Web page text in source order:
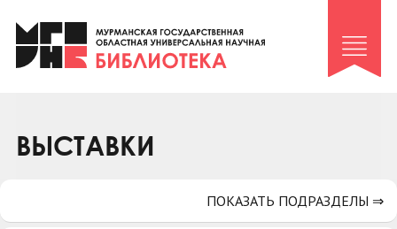
Клуб «Гиря и сельдерей»
Клуб «Семейный архив»
Коллегам
ВЫСТАВКИ
ПОКАЗАТЬ ПОДРАЗДЕЛЫ ⇒